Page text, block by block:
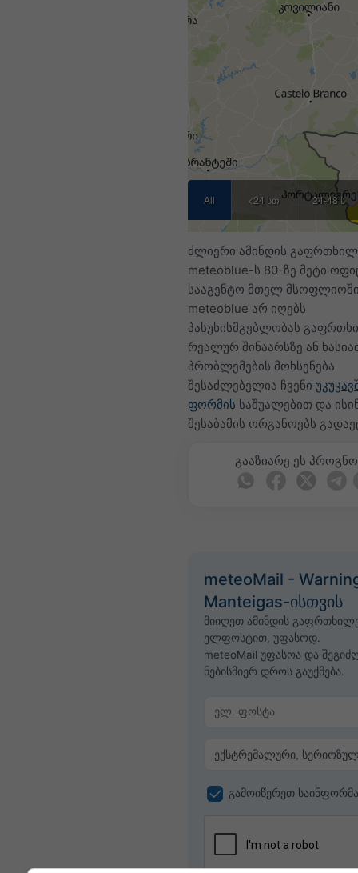
All <24 სთ 24-48 სთ
ძლიერი ამინდის
meteoblue-ს 80-ზე მეტი
სააგენტო მთელ
meteoblue არ იღებს
პასუხისმგებლობას
რეალურ შინაარსზე ან
პრობლემების მოხსენება
შესაძლებელია ჩვენი
ფორმის საშუალებით და
შესაბამის ორგანოებს
გააზიარე ეს
meteoMail -
Manteigas-ისთვის
მიიღეთ ამინდის
ელფოსტით, უფასოდ.
meteoMail უფასოა და
ნებისმიერ დროს გაუქმება.
გამოიწერეთ